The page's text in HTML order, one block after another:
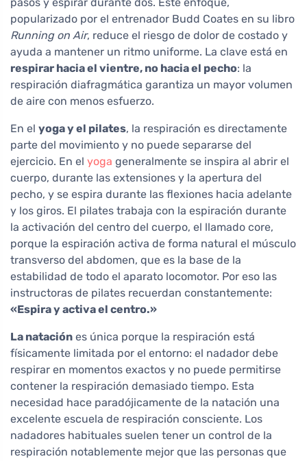
pasos y espirar durante dos. Este enfoque,
popularizado por el entrenador Budd Coates en su libro
Running on Air, reduce el riesgo de dolor de costado y
ayuda a mantener un ritmo uniforme. La clave está en
respirar hacia el vientre, no hacia el pecho: la
respiración diafragmática garantiza un mayor volumen
de aire con menos esfuerzo.
En el yoga y el pilates, la respiración es directamente
parte del movimiento y no puede separarse del
ejercicio. En el yoga generalmente se inspira al abrir el
cuerpo, durante las extensiones y la apertura del
pecho, y se espira durante las flexiones hacia adelante
y los giros. El pilates trabaja con la espiración durante
la activación del centro del cuerpo, el llamado core,
porque la espiración activa de forma natural el músculo
transverso del abdomen, que es la base de la
estabilidad de todo el aparato locomotor. Por eso las
instructoras de pilates recuerdan constantemente:
«Espira y activa el centro.»
La natación es única porque la respiración está
físicamente limitada por el entorno: el nadador debe
respirar en momentos exactos y no puede permitirse
contener la respiración demasiado tiempo. Esta
necesidad hace paradójicamente de la natación una
excelente escuela de respiración consciente. Los
nadadores habituales suelen tener un control de la
respiración notablemente mejor que las personas que